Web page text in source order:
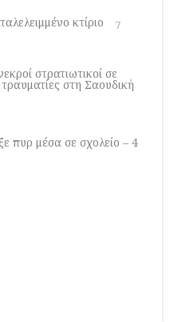
κτίριο
7
στρατιωτικοί σε
στη Σαουδική
πυρ μέσα σε σχολείο – 4